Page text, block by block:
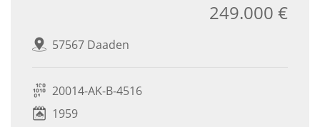
57567 Daaden
249.000 €
20014-AK-B-4516
1959